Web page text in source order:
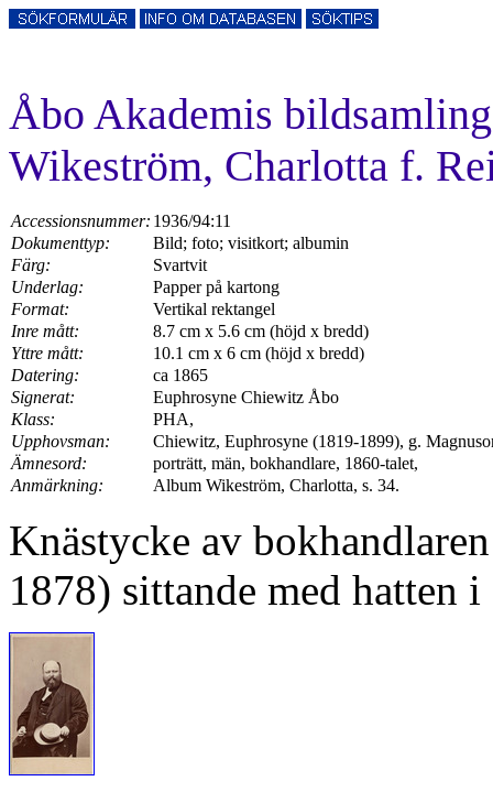
Åbo Akademis
Wikeström, Charlotta f.
Accessionsnummer: 1936/94:11
Dokumenttyp:
Bild; foto; visitkort; albumin
Färg:
Svartvit
Underlag:
Papper på kartong
Format:
Vertikal rektangel
Inre mått:
8.7 cm x 5.6 cm (höjd x bredd)
Yttre mått:
10.1 cm x 6 cm (höjd x bredd)
Datering:
ca 1865
Signerat:
Euphrosyne Chiewitz Åbo
Klass:
PHA,
Upphovsman:
Chiewitz, Euphrosyne (1819-1899), g.
Ämnesord:
porträtt, män, bokhandlare, 1860-talet,
Anmärkning:
Album Wikeström, Charlotta, s. 34.
Knästycke av
1878) sittande med hatten